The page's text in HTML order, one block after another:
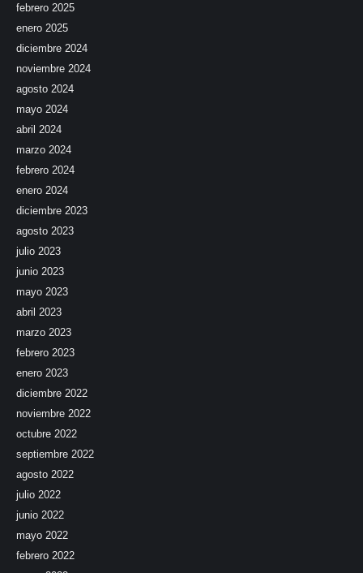
febrero 2025
enero 2025
diciembre 2024
noviembre 2024
agosto 2024
mayo 2024
abril 2024
marzo 2024
febrero 2024
enero 2024
diciembre 2023
agosto 2023
julio 2023
junio 2023
mayo 2023
abril 2023
marzo 2023
febrero 2023
enero 2023
diciembre 2022
noviembre 2022
octubre 2022
septiembre 2022
agosto 2022
julio 2022
junio 2022
mayo 2022
febrero 2022